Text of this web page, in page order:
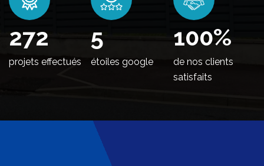
330
projets effectués
5
étoiles google
100%
de nos clients
satisfaits